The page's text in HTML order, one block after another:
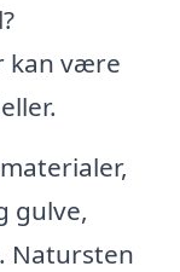
kan være
gulve,
Natursten